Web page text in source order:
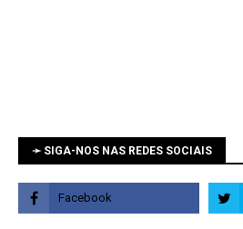
➛ SIGA-NOS NAS REDES SOCIAIS